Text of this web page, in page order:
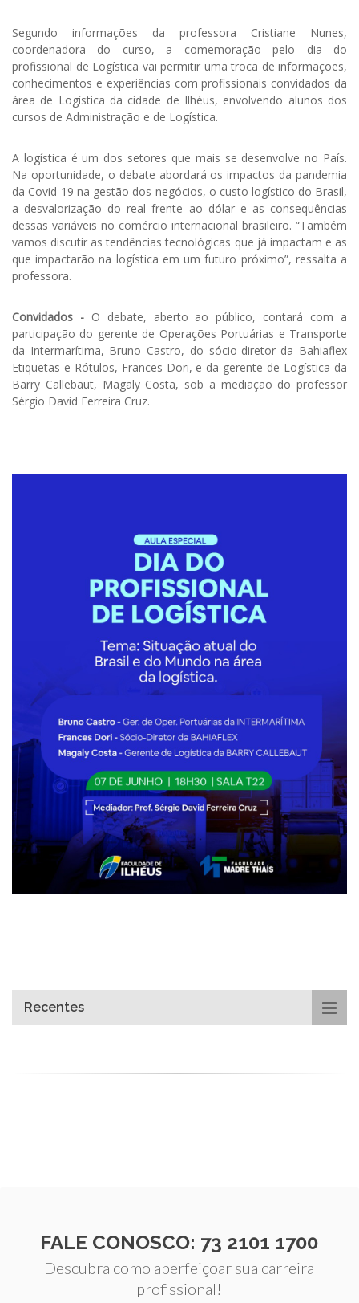
Segundo informações da professora Cristiane Nunes,
coordenadora do curso, a comemoração pelo dia do
profissional de Logística vai permitir uma troca de informações,
conhecimentos e experiências com profissionais convidados da
área de Logística da cidade de Ilhéus, envolvendo alunos dos
cursos de Administração e de Logística.
A logística é um dos setores que mais se desenvolve no País.
Na oportunidade, o debate abordará os impactos da pandemia
da Covid-19 na gestão dos negócios, o custo logístico do Brasil,
a desvalorização do real frente ao dólar e as consequências
dessas variáveis no comércio internacional brasileiro. “Também
vamos discutir as tendências tecnológicas que já impactam e as
que impactarão na logística em um futuro próximo”, ressalta a
professora.
Convidados - O debate, aberto ao público, contará com a
participação do gerente de Operações Portuárias e Transporte
da Intermarítima, Bruno Castro, do sócio-diretor da Bahiaflex
Etiquetas e Rótulos, Frances Dori, e da gerente de Logística da
Barry Callebaut, Magaly Costa, sob a mediação do professor
Sérgio David Ferreira Cruz.
Recentes
FALE CONOSCO: 73 2101 1700
Descubra como aperfeiçoar sua carreira
profissional!